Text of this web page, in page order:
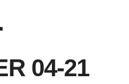
04-21